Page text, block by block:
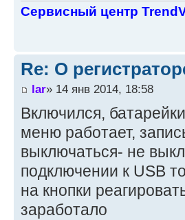
Сервисный центр
Re: О
lar» 14 янв 2014, 18:58
Включился,
меню работает,
выключаться- не
подключении к USB
на кнопки
заработало